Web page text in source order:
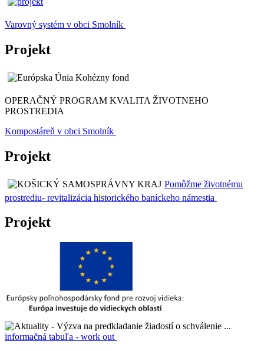
Varovný systém v obci Smolník
Projekt
OPERAČNÝ PROGRAM KVALITA ŽIVOTNEHO
PROSTREDIA
Kompostáreň v obci Smolník
Projekt
Pomôžme životnému
prostrediu- revitalizácia historického baníckeho námestia
Projekt
informačná tabuľa - work out